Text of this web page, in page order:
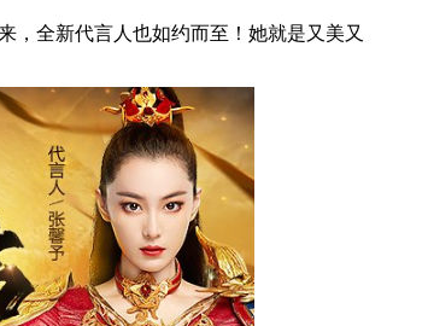
，全新代言人也如约而至！她就是又美又